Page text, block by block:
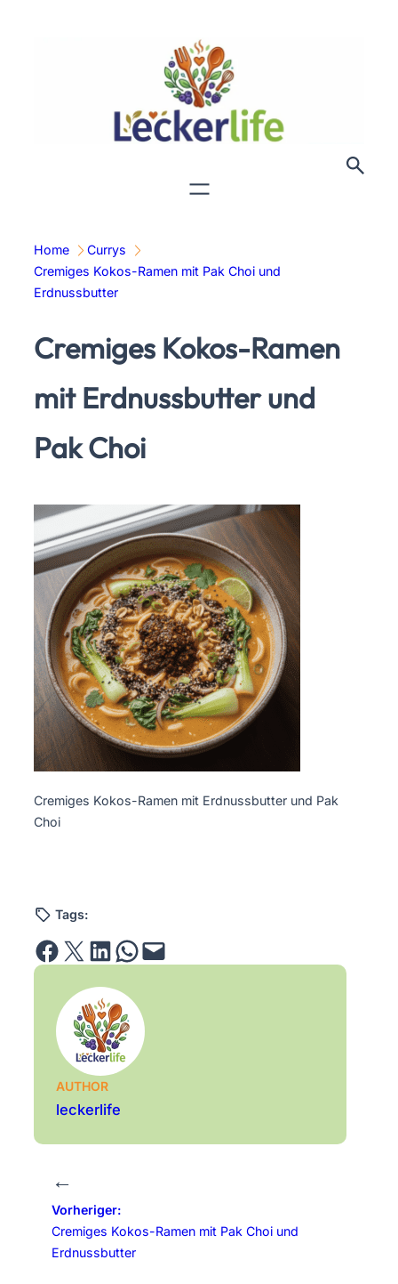
Home
Currys
Cremiges Kokos-Ramen mit Pak Choi und
Erdnussbutter
Cremiges Kokos-Ramen
mit Erdnussbutter und
Pak Choi
Cremiges Kokos-Ramen mit Erdnussbutter und Pak
Choi
Tags:
Share on Facebook Email this Page Share on LinkedIn Share on WhatsApp Email this Page
AUTHOR
leckerlife
←
Vorheriger:
Cremiges Kokos-Ramen mit Pak Choi und
Erdnussbutter